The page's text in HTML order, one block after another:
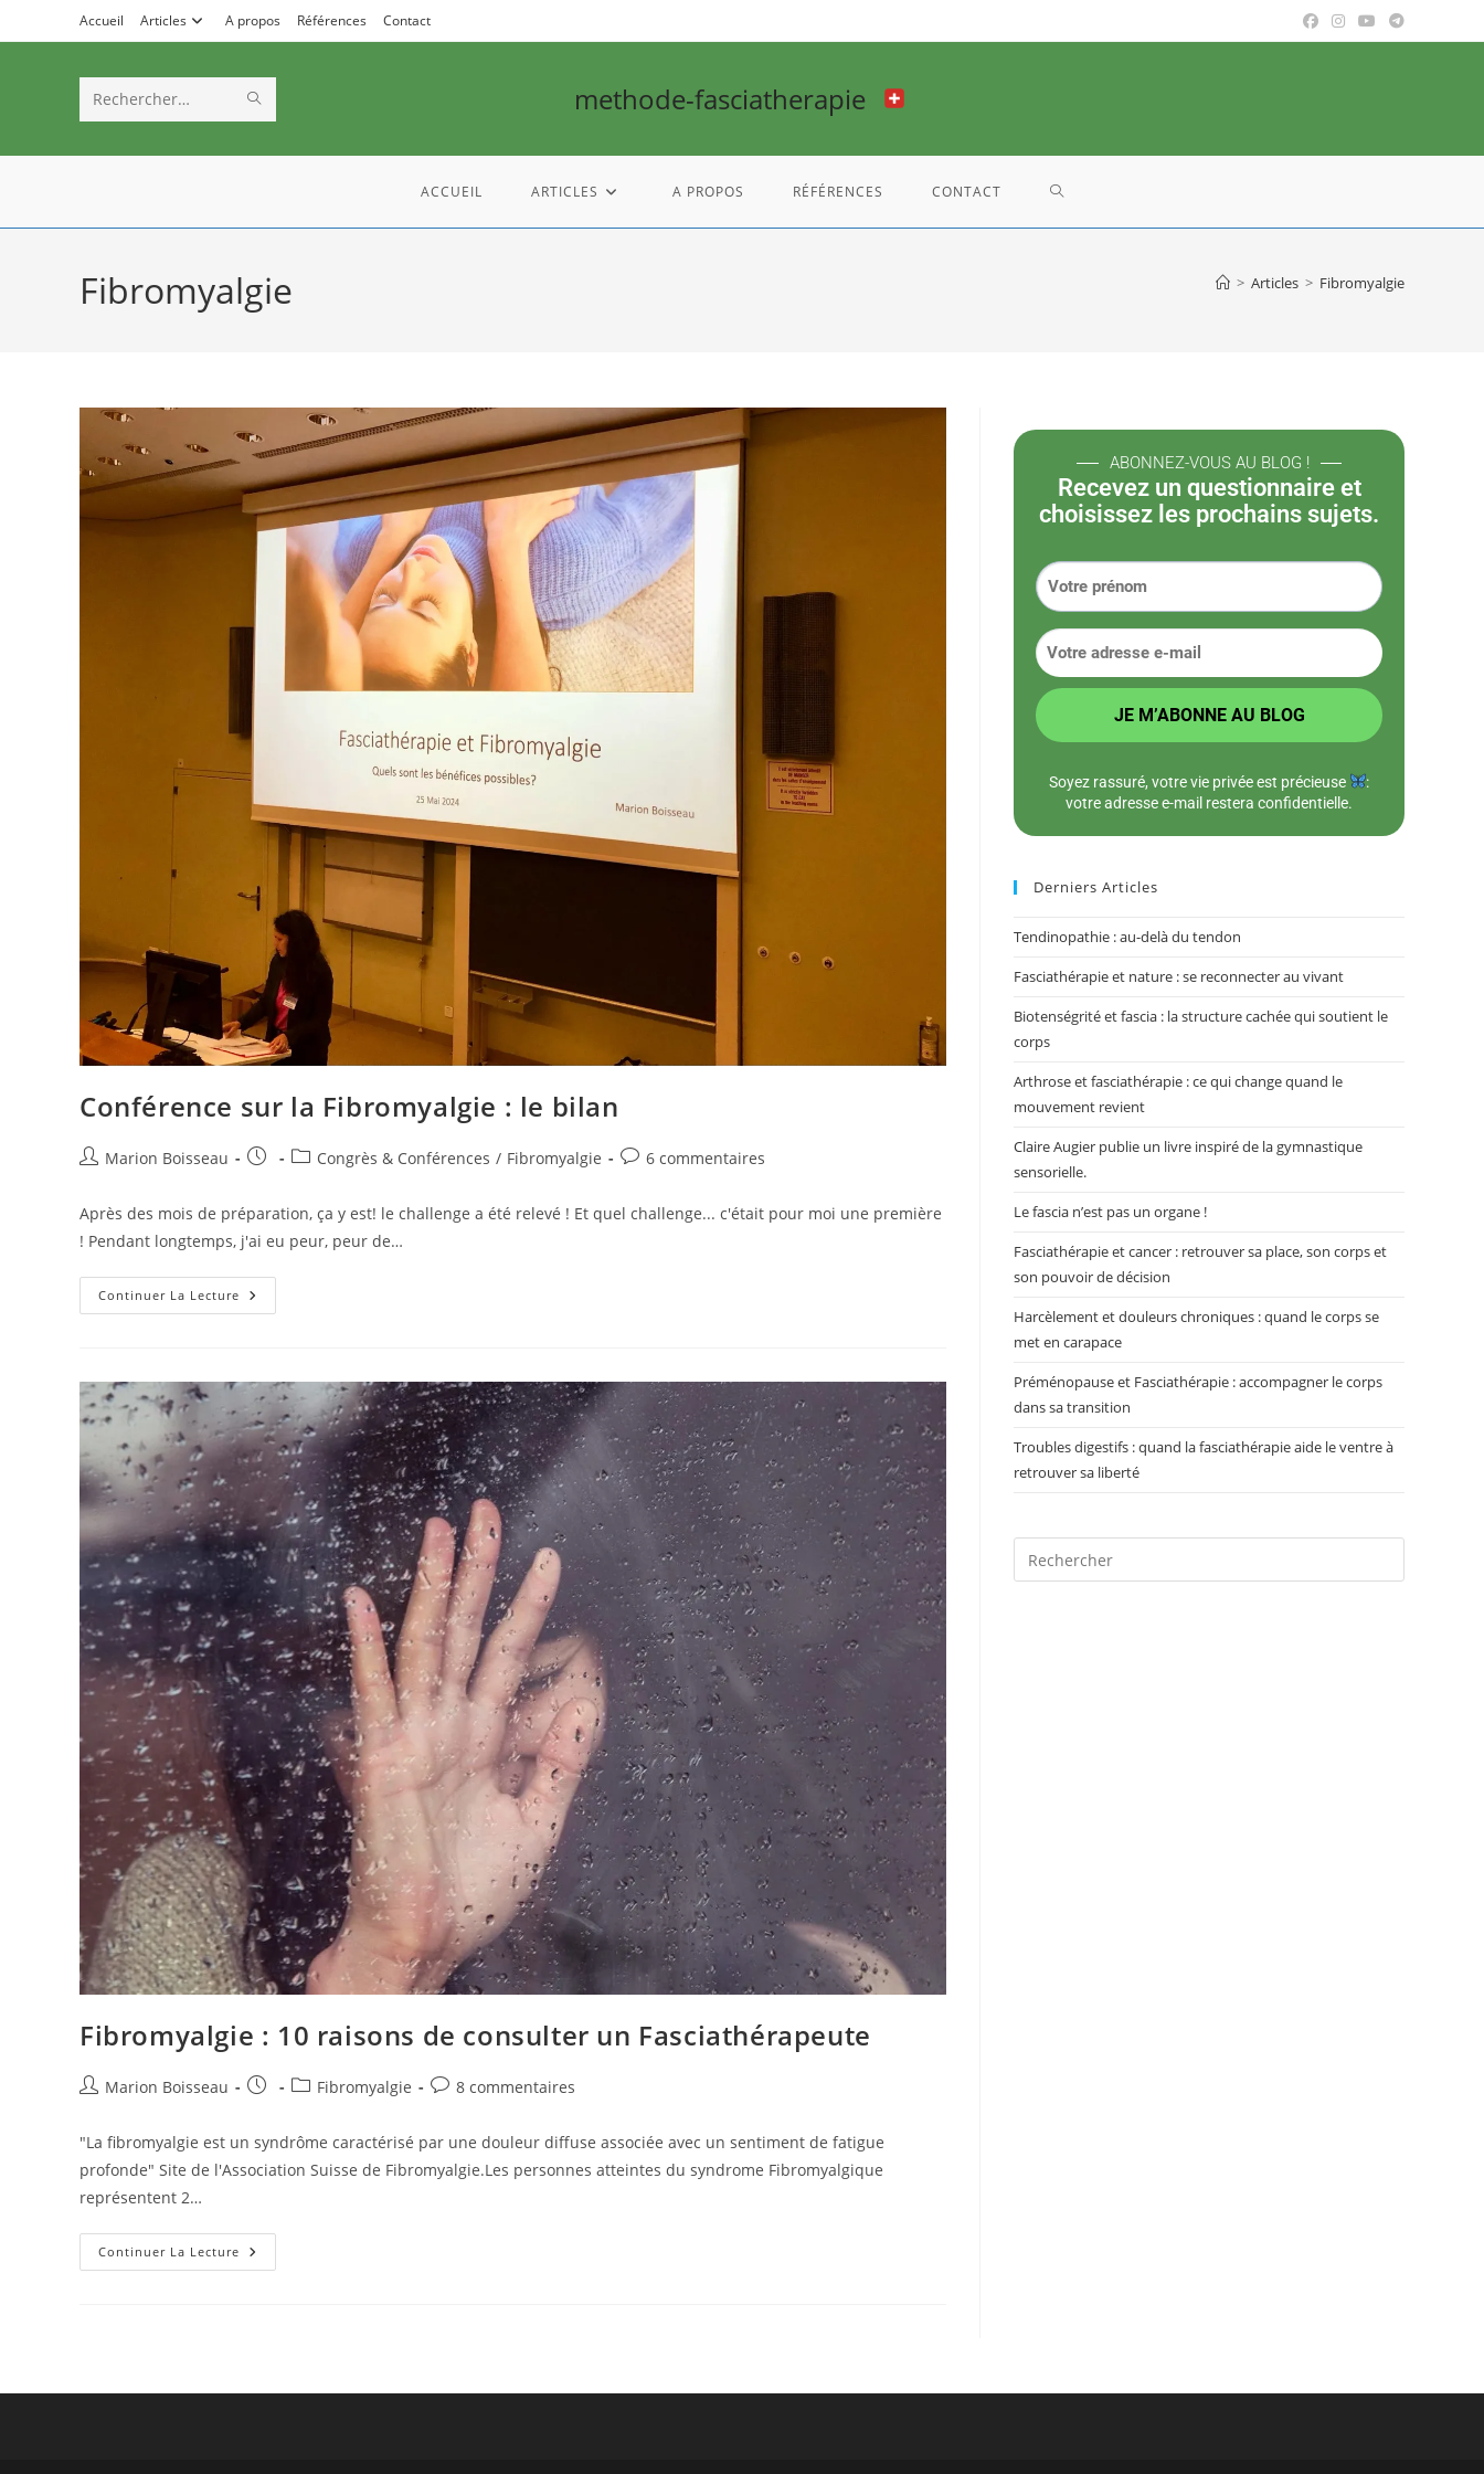
Accueil Articles A propos Références Contact
Rechercher
site
methode-fasciatherapie
ACCUEIL ARTICLES A PROPOS RÉFÉRENCES CONTACT
Fibromyalgie > Articles > Fibromyalgie
Conférence sur la Fibromyalgie : le bilan
Marion Boisseau Congrès & Conférences / Fibromyalgie 6 commentaires
Après des mois de préparation, ça y est! le challenge a été relevé ! Et quel challenge... c'était pour moi une première
! Pendant longtemps, j'ai eu peur, peur de…
Continuer La Lecture
Fibromyalgie : 10 raisons de consulter un Fasciathérapeute
Marion Boisseau Fibromyalgie 8 commentaires
"La fibromyalgie est un syndrôme caractérisé par une douleur diffuse associée avec un sentiment de fatigue
profonde" Site de l'Association Suisse de Fibromyalgie.Les personnes atteintes du syndrome Fibromyalgique
représentent 2…
Continuer La Lecture
ABONNEZ-VOUS AU BLOG !
Recevez un questionnaire et
choisissez les prochains sujets.
Soyez rassuré, votre vie privée est précieuse
:
votre adresse e-mail restera confidentielle.
Derniers Articles
Tendinopathie : au-delà du tendon
Fasciathérapie et nature : se reconnecter au vivant
Biotenségrité et fascia : la structure cachée qui soutient le
corps
Arthrose et fasciathérapie : ce qui change quand le
mouvement revient
Claire Augier publie un livre inspiré de la gymnastique
sensorielle.
Le fascia n’est pas un organe !
Fasciathérapie et cancer : retrouver sa place, son corps et
son pouvoir de décision
Harcèlement et douleurs chroniques : quand le corps se
met en carapace
Préménopause et Fasciathérapie : accompagner le corps
dans sa transition
Troubles digestifs : quand la fasciathérapie aide le ventre à
retrouver sa liberté